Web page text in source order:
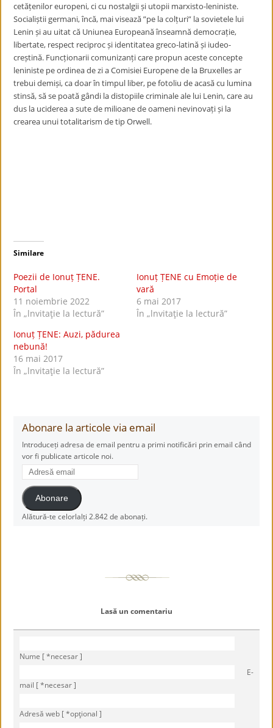
cetățenilor europeni, ci cu nostalgii și utopii marxisto-leniniste.
Socialiștii germani, încă, mai visează ”pe la colțuri” la sovietele lui
Lenin și au uitat că Uniunea Europeană înseamnă democrație,
libertate, respect reciproc și identitatea greco-latină și iudeo-
creștină. Funcționarii comunizanți care propun aceste concepte
leniniste pe ordinea de zi a Comisiei Europene de la Bruxelles ar
trebui demiși, ca doar în timpul liber, pe fotoliu de acasă cu lumina
stinsă, să se poată gândi la distopiile criminale ale lui Lenin, care au
dus la uciderea a sute de milioane de oameni nevinovați și la
crearea unui totalitarism de tip Orwell.
Similare
Poezii de Ionuț ȚENE.
Portal
11 noiembrie 2022
În „lnvitaţie la lectură”
Ionuț ȚENE cu Emoție de
vară
6 mai 2017
În „lnvitaţie la lectură”
Ionuț ȚENE: Auzi, pădurea
nebună!
16 mai 2017
În „lnvitaţie la lectură”
Abonare la articole via email
Introduceți adresa de email pentru a primi notificări prin email când
vor fi publicate articole noi.
Adresă
email
Abonare
Alătură-te celorlalți 2.842 de abonați.
Lasă un comentariu
Nume [ *necesar ]
E-
mail [ *necesar ]
Adresă web [ *opţional ]